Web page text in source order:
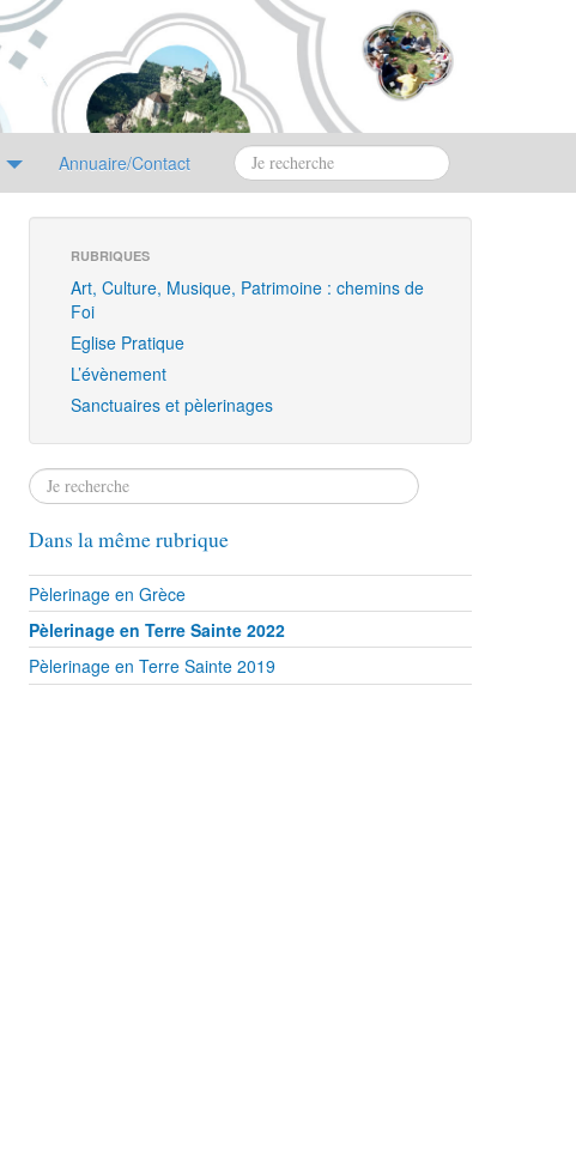
Annuaire/Contact
RUBRIQUES
Art, Culture, Musique, Patrimoine : chemins de
Foi
Eglise Pratique
L’évènement
Sanctuaires et pèlerinages
Dans la même rubrique
Pèlerinage en Grèce
Pèlerinage en Terre Sainte 2022
Pèlerinage en Terre Sainte 2019